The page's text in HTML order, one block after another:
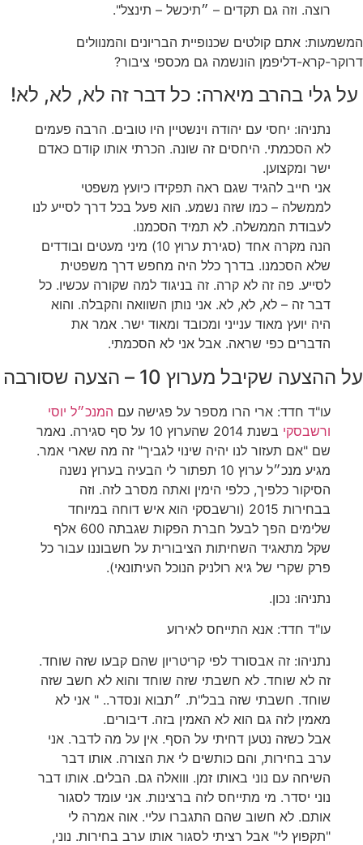
רוצה. וזה גם תקדים – ״תיכשל – תינצל".
המשמעות: אתם קולטים שכנופיית הבריונים והמנוולים
דרוקר-קרא-דליפמן הונשמה גם מכספי ציבור?
‏ על גלי בהרב מיארה: כל דבר זה לא, לא, לא!
‏נתניהו: יחסי עם יהודה וינשטיין היו טובים. הרבה פעמים
לא הסכמתי. היחסים זה שונה. הכרתי אותו קודם כאדם
ישר ומקצוען.
אני חייב להגיד שגם ראה תפקידו כיועץ משפטי
לממשלה – כמו שזה נשמע. הוא פעל בכל דרך לסייע לנו
לעבודת הממשלה. לא תמיד הסכמנו.
הנה מקרה אחד (סגירת ערוץ 10) מיני מעטים ובודדים
שלא הסכמנו. בדרך כלל היה מחפש דרך משפטית
לסייע. פה זה לא קרה. זה בניגוד למה שקורה עכשיו. כל
דבר זה – לא, לא, לא. אני נותן השוואה והקבלה. והוא
היה יועץ מאוד ענייני ומכובד ומאוד ישר. אמר את
הדברים כפי שראה. אבל אני לא הסכמתי.
על ההצעה שקיבל מערוץ 10 – הצעה שסורבה
‏עו"ד חדד: ארי הרו מספר על פגישה עם המנכ״ל יוסי
ורשבסקי
בשנת 2014 שהערוץ 10 על סף סגירה. נאמר
שם "אם תעזור לנו יהיה שינוי לגביך" זה מה שארי אמר.
מגיע מנכ״ל ערוץ 10 תפתור לי הבעיה בערוץ נשנה
הסיקור כלפיך, כלפי הימין ואתה מסרב לזה. וזה
בבחירות 2015 (ורשבסקי הוא איש דוחה במיוחד
שלימים הפך לבעל חברת הפקות שגבתה 600 אלף
שקל מתאגיד השחיתות הציבורית על חשבוננו עבור כל
פרק שקרי של גיא רולניק הנוכל העיתונאי).
‏נתניהו: נכון.
‏עו"ד חדד: אנא התייחס לאירוע
‏נתניהו: זה אבסורד לפי קריטריון שהם קבעו שזה שוחד.
זה לא שוחד. לא חשבתי שזה שוחד והוא לא חשב שזה
שוחד. חשבתי שזה בבל"ת. ״תבוא ונסדר.. " אני לא
מאמין לזה גם הוא לא האמין בזה. דיבורים.
אבל כשזה נטען דחיתי על הסף. אין על מה לדבר. אני
ערב בחירות, והם כותשים לי את הצורה. אותו דבר
השיחה עם נוני באותו זמן. ווואלה גם. הבלים. אותו דבר
נוני יסדר. מי מתייחס לזה ברצינות. אני עומד לסגור
אותם. לא חשוב שהם התגברו עליי. אוה אמרה לי
"תקפוץ לי" אבל רציתי לסגור אותו ערב בחירות. נוני,